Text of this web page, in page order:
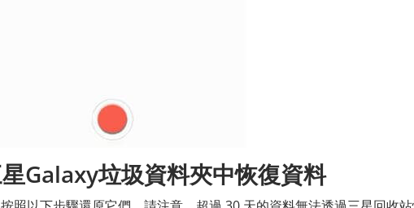
Galaxy垃圾資料夾中恢復資料